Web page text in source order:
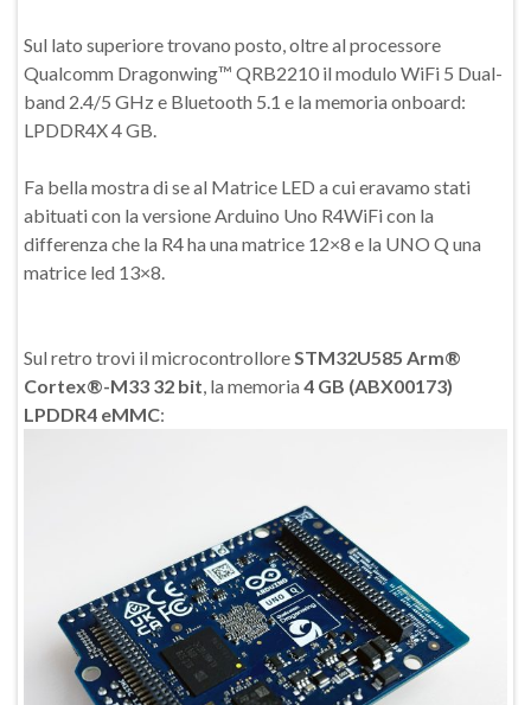
Sul lato superiore trovano posto, oltre al processore
Qualcomm Dragonwing™ QRB2210 il modulo WiFi 5 Dual-
band 2.4/5 GHz e Bluetooth 5.1 e la memoria onboard:
LPDDR4X 4 GB.
Fa bella mostra di se al Matrice LED a cui eravamo stati
abituati con la versione Arduino Uno R4WiFi con la
differenza che la R4 ha una matrice 12×8 e la UNO Q una
matrice led 13×8.
Sul retro trovi il microcontrollore STM32U585 Arm®
Cortex®-M33 32 bit , la memoria 4 GB (ABX00173)
LPDDR4 eMMC: